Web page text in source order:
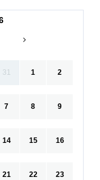
31 1 2
7 8 9
14 15 16
21 22 23